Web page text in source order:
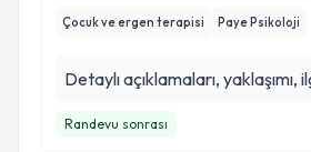
Çocuk ve ergen terapisi Paye Psikoloji
Detaylı açıklamaları, yaklaşımı,
Randevu sonrası